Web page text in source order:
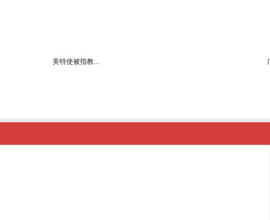
美特使被指教...